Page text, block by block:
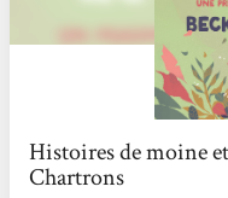
Histoires de moine
Chartrons